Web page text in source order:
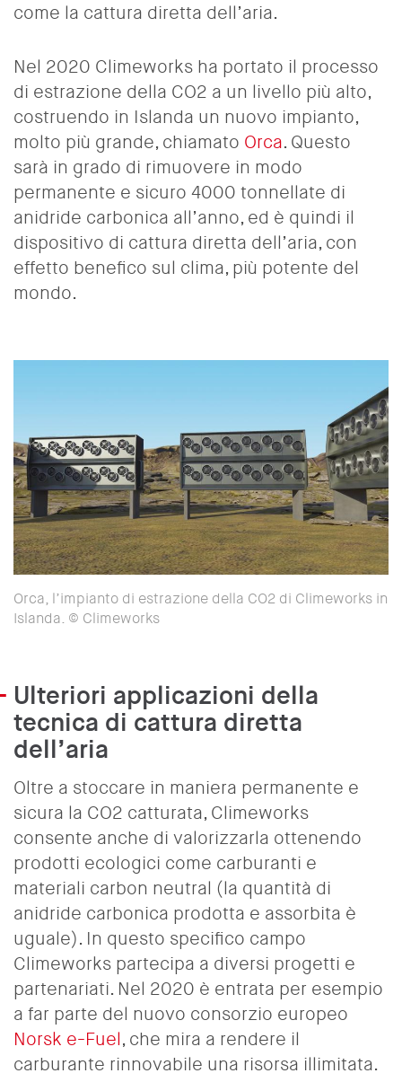
come la cattura diretta dell’aria.
Nel 2020 Climeworks ha portato il processo
di estrazione della CO2 a un livello più alto,
costruendo in Islanda un nuovo impianto,
molto più grande, chiamato Orca. Questo
sarà in grado di rimuovere in modo
permanente e sicuro 4000 tonnellate di
anidride carbonica all’anno, ed è quindi il
dispositivo di cattura diretta dell’aria, con
effetto benefico sul clima, più potente del
mondo.
Orca, l’impianto di estrazione della CO2 di Climeworks in
Islanda. © Climeworks
Ulteriori applicazioni della
tecnica di cattura diretta
dell’aria
Oltre a stoccare in maniera permanente e
sicura la CO2 catturata, Climeworks
consente anche di valorizzarla ottenendo
prodotti ecologici come carburanti e
materiali carbon neutral (la quantità di
anidride carbonica prodotta e assorbita è
uguale). In questo specifico campo
Climeworks partecipa a diversi progetti e
partenariati. Nel 2020 è entrata per esempio
a far parte del nuovo consorzio europeo
Norsk e-Fuel, che mira a rendere il
carburante rinnovabile una risorsa illimitata.